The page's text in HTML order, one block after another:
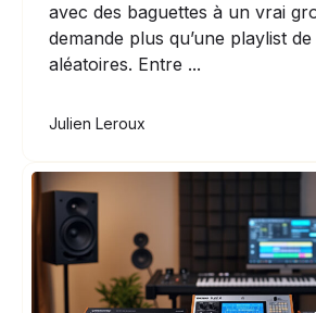
avec des baguettes à un vrai
demande plus qu’une playlist
aléatoires. Entre ...
Julien Leroux